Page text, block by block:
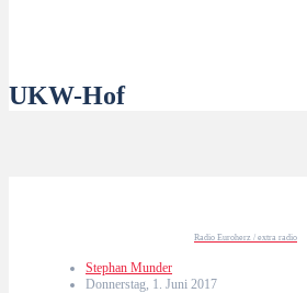
UKW-Hof
Radio Euroherz / extra radio
Stephan Munder
Donnerstag, 1. Juni 2017